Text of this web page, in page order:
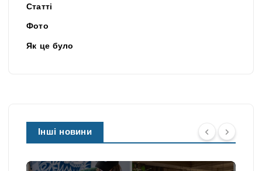
Статті
Фото
Як це було
Інші новини